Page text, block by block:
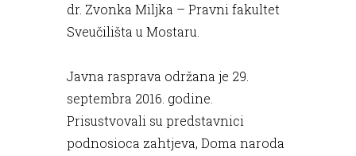
dr. Zvonka Miljka – Pravni fakultet
Sveučilišta u Mostaru.
Javna rasprava održana je 29.
septembra 2016. godine.
Prisustvovali su predstavnici
podnosioca zahtjeva, Doma naroda